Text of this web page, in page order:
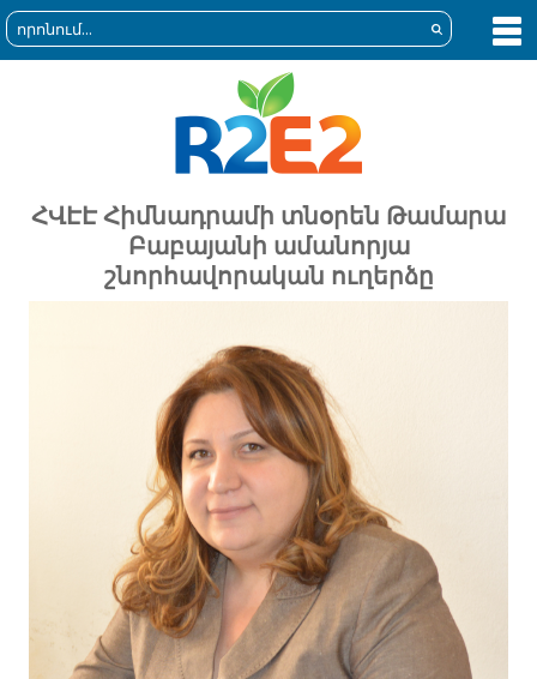
ՀՎԷԷ Հիմնադրամի տնօրեն Թամարա
Բաբայանի ամանորյա
շնորհավորական ուղերձը